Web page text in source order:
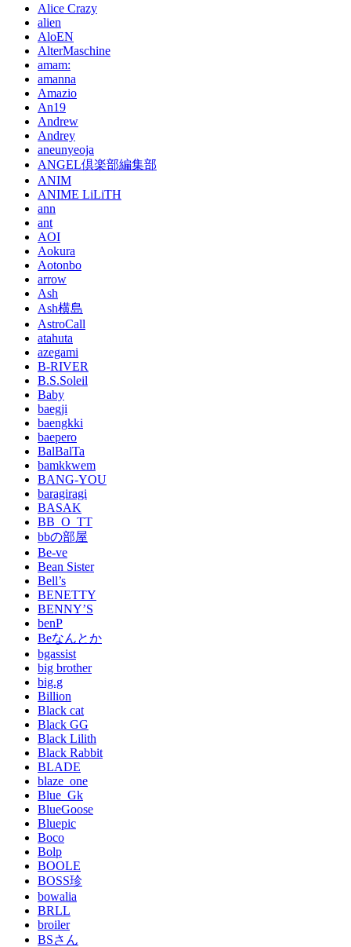
Alice Crazy
alien
AloEN
AlterMaschine
amam:
amanna
Amazio
An19
Andrew
Andrey
aneunyeoja
ANGEL倶楽部編集部
ANIM
ANIME LiLiTH
ann
ant
AOI
Aokura
Aotonbo
arrow
Ash
Ash横島
AstroCall
atahuta
azegami
B-RIVER
B.S.Soleil
Baby
baegji
baengkki
baepero
BalBalTa
bamkkwem
BANG-YOU
baragiragi
BASAK
BB_O_TT
bbの部屋
Be-ve
Bean Sister
Bell’s
BENETTY
BENNY’S
benP
Beなんとか
bgassist
big brother
big.g
Billion
Black cat
Black GG
Black Lilith
Black Rabbit
BLADE
blaze_one
Blue_Gk
BlueGoose
Bluepic
Boco
Bolp
BOOLE
BOSS珍
bowalia
BRLL
broiler
BSさん